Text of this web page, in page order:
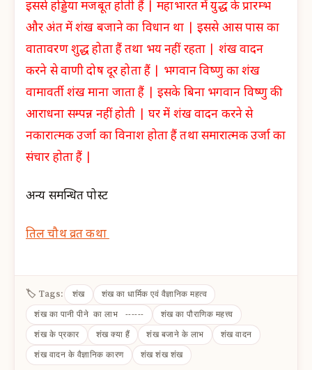
इससे हड्डिया मजबूत होती हैं | महाभारत में युद्ध के प्रारम्भ
और अंत में शंख बजाने का विधान था | इससे आस पास का
वातावरण शुद्ध होता हैं तथा भय नहीं रहता | शंख वादन
करने से वाणी दोष दूर होता हैं | भगवान विष्णु का शंख
वामावर्ती शंख माना जाता हैं | इसके बिना भगवान विष्णु की
आराधना सम्पन्न नहीं होती | घर में शंख वादन करने से
नकारात्मक उर्जा का विनाश होता हैं तथा समारात्मक उर्जा का
संचार होता हैं |
अन्य समन्धित पोस्ट
तिल चौथ व्रत कथा
🏷 Tags: शंख
शंख का धार्मिक एवं वैज्ञानिक महत्व
शंख का पानी पीने का लाभ ------
शंख का पौराणिक महत्त्व
शंख के प्रकार
शंख क्या हैं शंख बजाने के लाभ
शंख वादन
शंख वादन के वैज्ञानिक कारण
शंख शंख शंख